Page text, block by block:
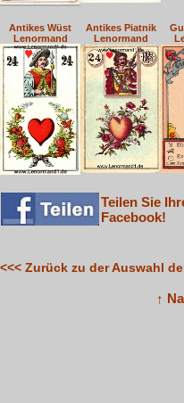
Antikes Wüst
Lenormand
Antikes Piatnik
Lenormand
Teilen Sie
Facebook!
<<< Zurück zu der Auswahl
↑